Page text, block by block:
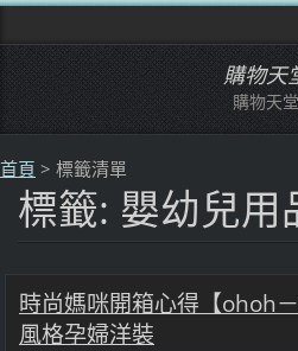
購物天
購物天堂
首頁 > 標籤清單
標籤: 嬰幼兒用
時尚媽咪開箱心得【ohoh
風格孕婦洋裝